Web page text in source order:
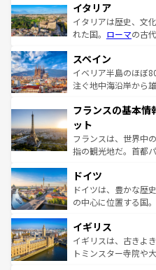
イタリア
イタリアは歴史、文
れた国。 ローマの古
ろん、トスカーナの
景など、自然景観も
ピザやパスタなど、
ませてくれるイタリ
なお、新着のイタリア
しい。
スペイン
イベリア半島のほぼ
注ぐ地中海沿岸から
文化が根付くこの国
れる闘牛、そして美
る。首都マドリード
アートに溢れた街角
せる。地方によって
ンテンツ一覧を参照
フランスの基本情
ット
フランスは、世界中
指の観光地だ。首都
で、幅広い魅力が詰
聖堂、美しいビーチ
から魅了する。また
いる。シャンパンの
香り高いラベンダー
らに、パリ以外の地
ドイツ
ドイツは、豊かな歴
の中心に位置する国
顔を持つこの国は、
ルリンの文化的活気
してライン川沿いの
イギリス
イギリスは、古きよ
トミンスター寺院や